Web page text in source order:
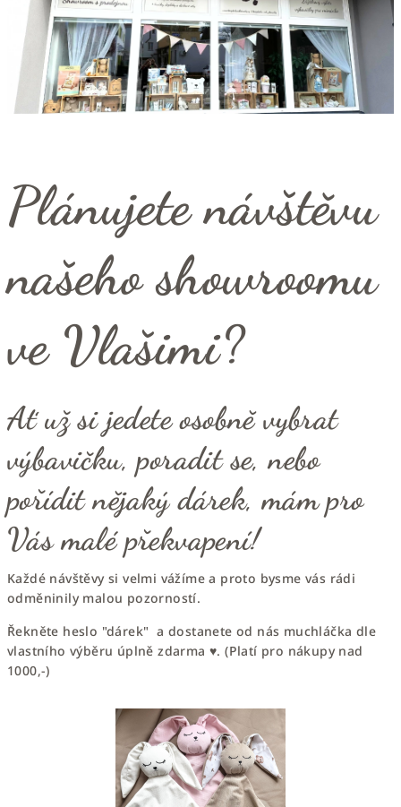
Plánujete návštěvu
našeho showroomu
ve Vlašimi?
Ať už si jedete osobně vybrat
výbavičku, poradit se, nebo
pořídit nějaký dárek, mám pro
Vás malé překvapení!
Každé návštěvy si velmi vážíme a proto bysme vás rádi
odměninily malou pozorností.
Řekněte heslo "dárek" a dostanete od nás muchláčka dle
vlastního výběru úplně zdarma ♥. (Platí pro nákupy nad
1000,-)